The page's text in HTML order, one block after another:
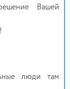
Вашей
люди там